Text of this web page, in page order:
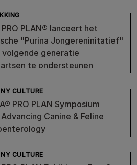
PRO PLAN® lanceert het
"Purina Jongereninitatief"
volgende generatie
te ondersteunen
CULTURE
PRO PLAN Symposium
Canine & Feline
CULTURE